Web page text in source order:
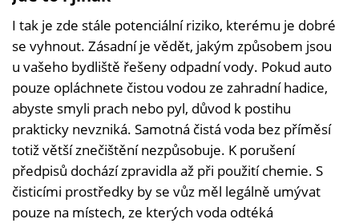
I tak je zde stále potenciální riziko, kterému je dobré
se vyhnout. Zásadní je vědět, jakým způsobem jsou
u vašeho bydliště řešeny odpadní vody. Pokud auto
pouze opláchnete čistou vodou ze zahradní hadice,
abyste smyli prach nebo pyl, důvod k postihu
prakticky nevzniká. Samotná čistá voda bez příměsí
totiž větší znečištění nezpůsobuje. K porušení
předpisů dochází zpravidla až při použití chemie. S
čisticími prostředky by se vůz měl legálně umývat
pouze na místech, ze kterých voda odtéká